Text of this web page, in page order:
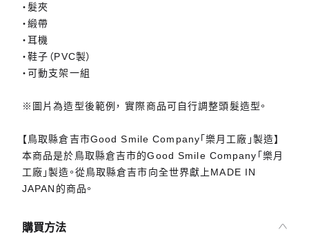
・髮夾
・緞帶
・耳機
・鞋子（PVC製）
・可動支架一組
※圖片為造型後範例， 實際商品可自行調整頭髮造型。
【鳥取縣倉吉市Good Smile Company「樂月工廠」製造】
本商品是於鳥取縣倉吉市的Good Smile Company「樂月
工廠」製造。從鳥取縣倉吉市向全世界獻上MADE IN
JAPAN的商品。
購買方法